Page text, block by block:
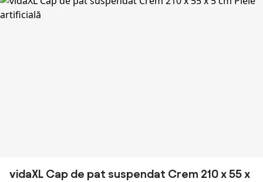
vidaXL Cap de pat suspendat Crem 210 x 55 x